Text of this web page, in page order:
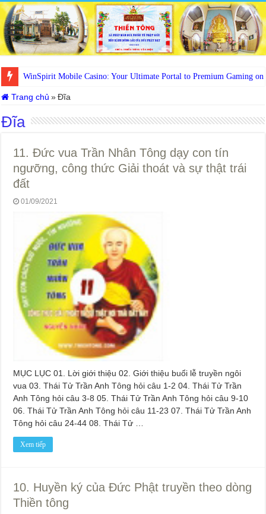
WinSpirit Mobile Casino: Your Ultimate Portal to Premium Gaming on
Trang chủ » Đĩa
Đĩa
11. Đức vua Trần Nhân Tông dạy con tín
ngưỡng, công thức Giải thoát và sự thật trái
đất
01/09/2021
MỤC LỤC 01. Lời giới thiệu 02. Giới thiệu buổi lễ truyền ngôi
vua 03. Thái Tử Trần Anh Tông hỏi câu 1-2 04. Thái Tử Trần
Anh Tông hỏi câu 3-8 05. Thái Tử Trần Anh Tông hỏi câu 9-10
06. Thái Tử Trần Anh Tông hỏi câu 11-23 07. Thái Tử Trần Anh
Tông hỏi câu 24-44 08. Thái Tử …
Xem tiếp
10. Huyền ký của Đức Phật truyền theo dòng
Thiền tông